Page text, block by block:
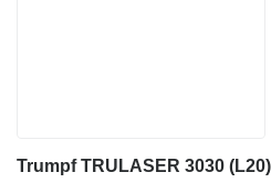
Trumpf TRULASER 3030